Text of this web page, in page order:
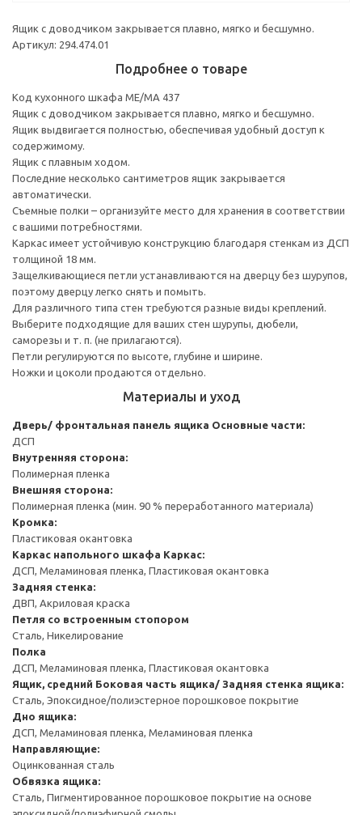
Ящик с доводчиком закрывается плавно, мягко и бесшумно.
Артикул: 294.474.01
Подробнее о товаре
Код кухонного шкафа ME/MA 437
Ящик с доводчиком закрывается плавно, мягко и бесшумно.
Ящик выдвигается полностью, обеспечивая удобный доступ к
содержимому.
Ящик с плавным ходом.
Последние несколько сантиметров ящик закрывается
автоматически.
Съемные полки – организуйте место для хранения в соответствии
с вашими потребностями.
Каркас имеет устойчивую конструкцию благодаря стенкам из ДСП
толщиной 18 мм.
Защелкивающиеся петли устанавливаются на дверцу без шурупов,
поэтому дверцу легко снять и помыть.
Для различного типа стен требуются разные виды креплений.
Выберите подходящие для ваших стен шурупы, дюбели,
саморезы и т. п. (не прилагаются).
Петли регулируются по высоте, глубине и ширине.
Ножки и цоколи продаются отдельно.
Материалы и уход
Дверь/ фронтальная панель ящика Основные части:
ДСП
Внутренняя сторона:
Полимерная пленка
Внешняя сторона:
Полимерная пленка (мин. 90 % переработанного материала)
Кромка:
Пластиковая окантовка
Каркас напольного шкафа Каркас:
ДСП, Меламиновая пленка, Пластиковая окантовка
Задняя стенка:
ДВП, Акриловая краска
Петля со встроенным стопором
Сталь, Никелирование
Полка
ДСП, Меламиновая пленка, Пластиковая окантовка
Ящик, средний Боковая часть ящика/ Задняя стенка ящика:
Сталь, Эпоксидное/полиэстерное порошковое покрытие
Дно ящика:
ДСП, Меламиновая пленка, Меламиновая пленка
Направляющие:
Оцинкованная сталь
Обвязка ящика:
Сталь, Пигментированное порошковое покрытие на основе